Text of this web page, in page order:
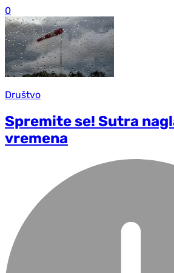
0
Društvo
Spremite se! Sutra
vremena